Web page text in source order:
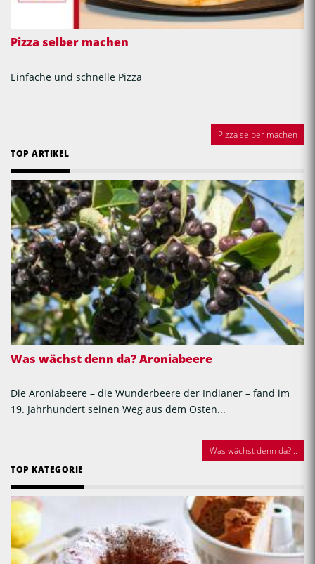
Pizza selber machen
Einfache und schnelle Pizza
Pizza selber machen
TOP ARTIKEL
Was wächst denn da? Aroniabeere
Die Aroniabeere – die Wunderbeere der Indianer – fand im
19. Jahrhundert seinen Weg aus dem Osten...
Was wächst denn da?...
TOP KATEGORIE